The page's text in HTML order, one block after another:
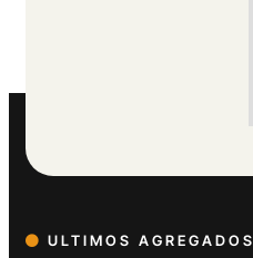
ULTIMOS AGREGADOS